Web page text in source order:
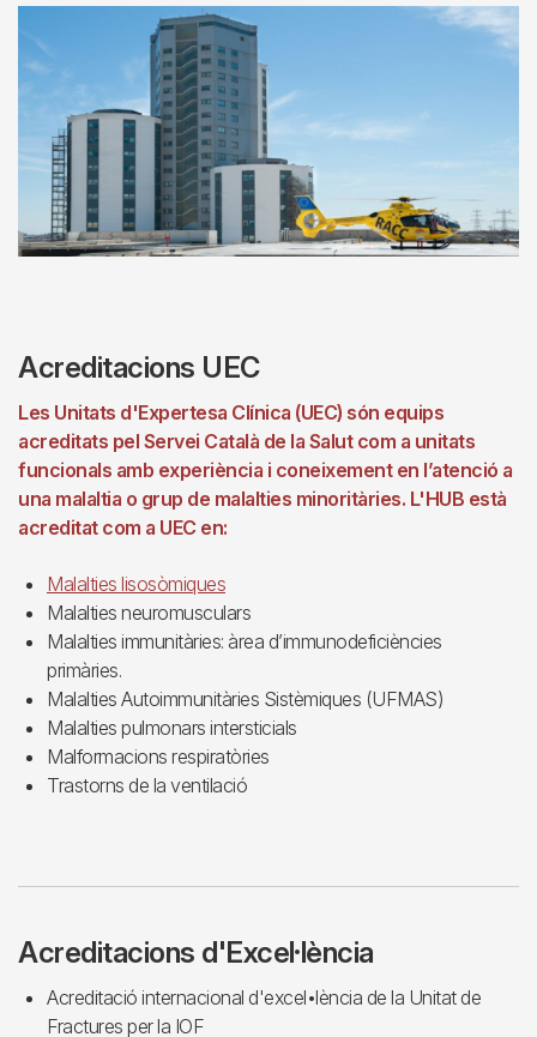
Acreditacions UEC
Les Unitats d'Expertesa Clínica (UEC) són equips
acreditats pel Servei Català de la Salut com a unitats
funcionals amb experiència i coneixement en l’atenció a
una malaltia o grup de malalties minoritàries. L'HUB està
acreditat com a UEC en:
Malalties lisosòmiques
Malalties neuromusculars
Malalties immunitàries: àrea d’immunodeficiències
primàries.
Malalties Autoimmunitàries Sistèmiques (UFMAS)
Malalties pulmonars intersticials
Malformacions respiratòries
Trastorns de la ventilació
Acreditacions d'Excel·lència
Acreditació internacional d'excel•lència de la Unitat de
Fractures per la IOF